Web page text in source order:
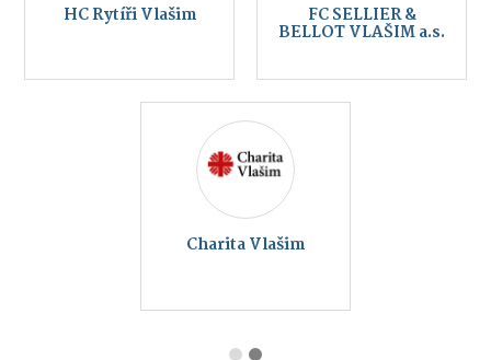
HC Rytíři Vlašim FC SELLIER &
BELLOT VLAŠIM a.s.
Charita Vlašim